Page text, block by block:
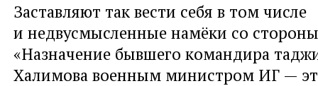
Заставляют так вести себя в том числе
и недвусмысленные намёки со
«Назначение бывшего командира
Халимова военным министром ИГ —